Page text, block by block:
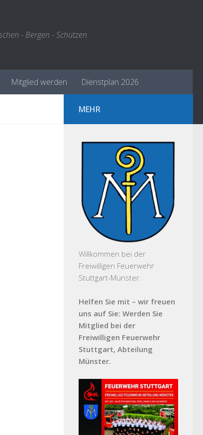
- Bergen - Schützen
Mitglied werden Dienstplan 2026
MEHR
Willkommen bei der
Freiwilligen Feuerwehr
Stuttgart-Münster.
Helfen Sie mit – wir freuen
uns auf Sie: Werden Sie
Mitglied bei der
Freiwilligen Feuerwehr
Stuttgart, Abteilung
Münster.